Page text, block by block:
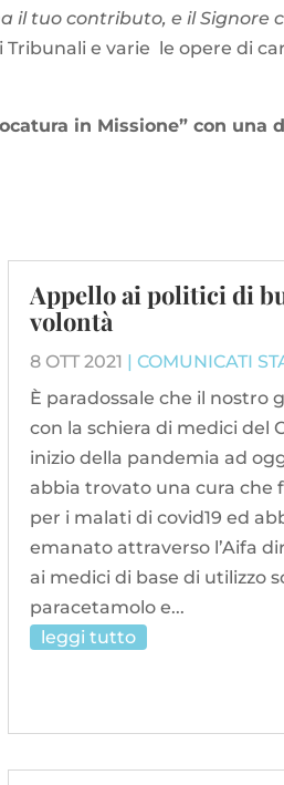
il tuo contributo, e il Signore
Tribunali e varie le opere di
in Missione” con
Appello ai politici di
volontà
8 OTT 2021 | COMUNICATI
È paradossale che il nostro
con la schiera di medici del
inizio della pandemia ad
abbia trovato una cura che
per i malati di covid19 ed
emanato attraverso l’Aifa
ai medici di base di utilizzo
paracetamolo e...
leggi tutto